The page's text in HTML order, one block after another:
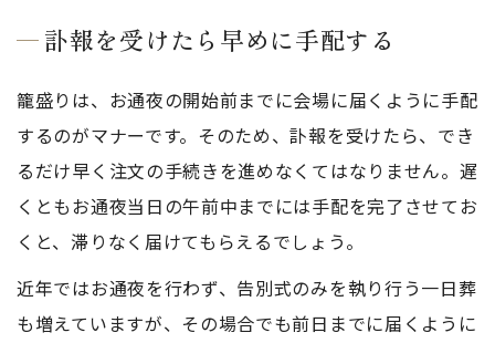
訃報を受けたら早めに手配する
籠盛りは、お通夜の開始前までに会場に届くように手配
するのがマナーです。そのため、訃報を受けたら、でき
るだけ早く注文の手続きを進めなくてはなりません。遅
くともお通夜当日の午前中までには手配を完了させてお
くと、滞りなく届けてもらえるでしょう。
近年ではお通夜を行わず、告別式のみを執り行う一日葬
も増えていますが、その場合でも前日までに届くように